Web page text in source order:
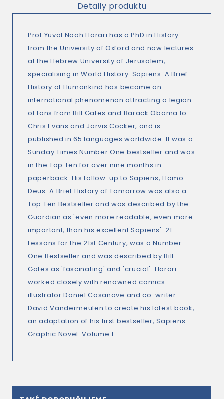
Detaily produktu
Prof Yuval Noah Hararihas a PhD in History
from the University of Oxford and now lectures
at the Hebrew University of Jerusalem,
specialising in World History. Sapiens: A Brief
History of Humankind has become an
international phenomenon attracting a legion
of fans from Bill Gates and Barack Obama to
Chris Evans and Jarvis Cocker, and is
published in 65 languages worldwide. It was a
Sunday Times Number One bestseller and was
in the Top Ten for over nine months in
paperback. His follow-up to Sapiens, Homo
Deus: A Brief History of Tomorrow was also a
Top Ten Bestseller and was described by the
Guardian as 'even more readable, even more
important, than his excellent Sapiens'.21
Lessons for the 21st Century, was a Number
One Bestseller and was described by Bill
Gates as 'fascinating' and 'crucial'. Harari
worked closely with renowned comics
illustrator Daniel Casanave and co-writer
David Vandermeulen to create his latest book,
an adaptation of his first bestseller,Sapiens
Graphic Novel: Volume 1.